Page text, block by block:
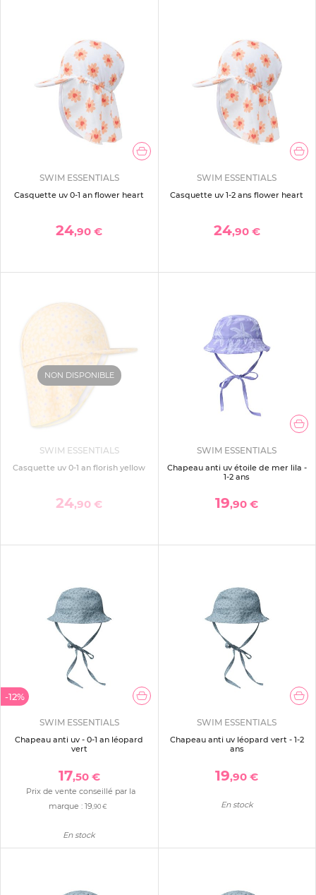
SWIM ESSENTIALS
Casquette uv 0-1 an flower heart
24,90 €
SWIM ESSENTIALS
Casquette uv 1-2 ans flower heart
24,90 €
NON DISPONIBLE
SWIM ESSENTIALS
Casquette uv 0-1 an florish yellow
24,90 €
SWIM ESSENTIALS
Chapeau anti uv étoile de mer lila -
1-2 ans
19,90 €
-12%
SWIM ESSENTIALS
Chapeau anti uv - 0-1 an léopard
vert
17,50 €
Prix de vente conseillé par la
marque : 19 ,90 €
En stock
SWIM ESSENTIALS
Chapeau anti uv léopard vert - 1-2
ans
19,90 €
En stock